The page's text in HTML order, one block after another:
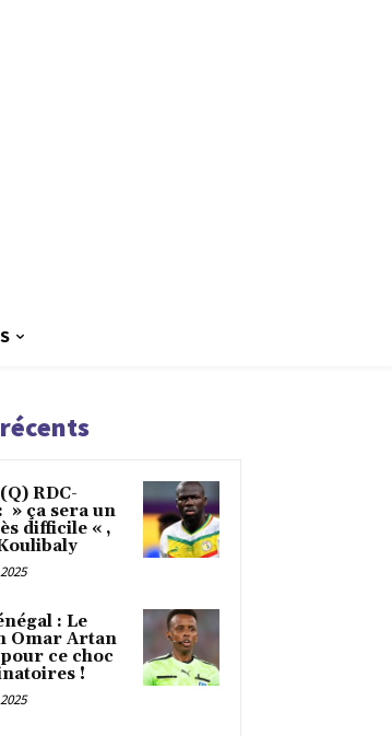
RDC-
» ça sera un
difficile « ,
: Le
Omar Artan
ce choc
!